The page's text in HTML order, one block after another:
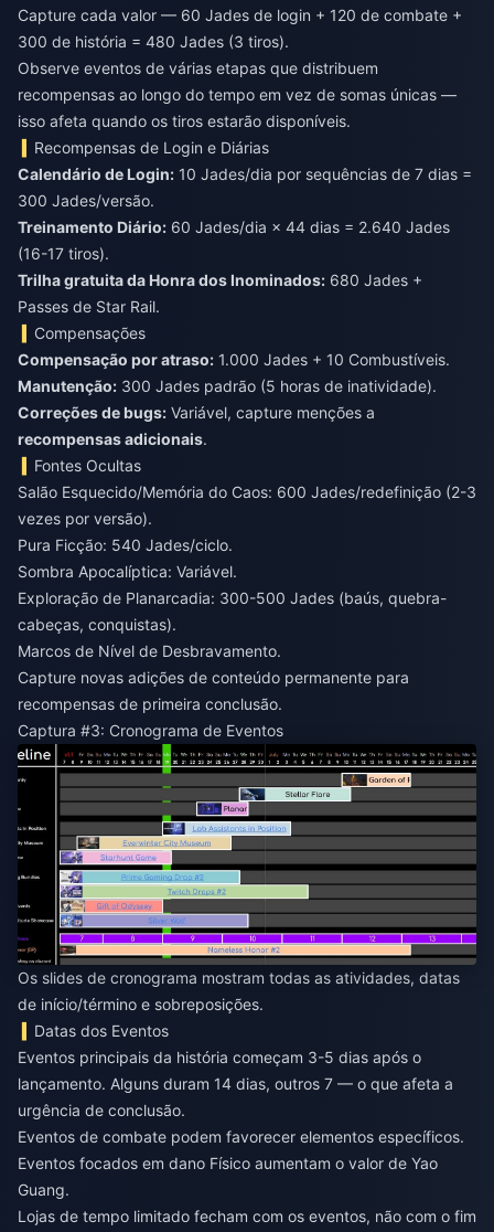
Capture cada valor — 60 Jades de login + 120 de combate +
300 de história = 480 Jades (3 tiros).
Observe eventos de várias etapas que distribuem
recompensas ao longo do tempo em vez de somas únicas —
isso afeta quando os tiros estarão disponíveis.
Recompensas de Login e Diárias
Calendário de Login: 10 Jades/dia por sequências de 7 dias =
300 Jades/versão.
Treinamento Diário: 60 Jades/dia × 44 dias = 2.640 Jades
(16-17 tiros).
Trilha gratuita da Honra dos Inominados: 680 Jades +
Passes de Star Rail.
Compensações
Compensação por atraso: 1.000 Jades + 10 Combustíveis.
Manutenção: 300 Jades padrão (5 horas de inatividade).
Correções de bugs: Variável, capture menções a
recompensas adicionais.
Fontes Ocultas
Salão Esquecido/Memória do Caos: 600 Jades/redefinição (2-3
vezes por versão).
Pura Ficção: 540 Jades/ciclo.
Sombra Apocalíptica: Variável.
Exploração de Planarcadia: 300-500 Jades (baús, quebra-
cabeças, conquistas).
Marcos de Nível de Desbravamento.
Capture novas adições de conteúdo permanente para
recompensas de primeira conclusão.
Captura #3: Cronograma de Eventos
Os slides de cronograma mostram todas as atividades, datas
de início/término e sobreposições.
Datas dos Eventos
Eventos principais da história começam 3-5 dias após o
lançamento. Alguns duram 14 dias, outros 7 — o que afeta a
urgência de conclusão.
Eventos de combate podem favorecer elementos específicos.
Eventos focados em dano Físico aumentam o valor de Yao
Guang.
Lojas de tempo limitado fecham com os eventos, não com o fim